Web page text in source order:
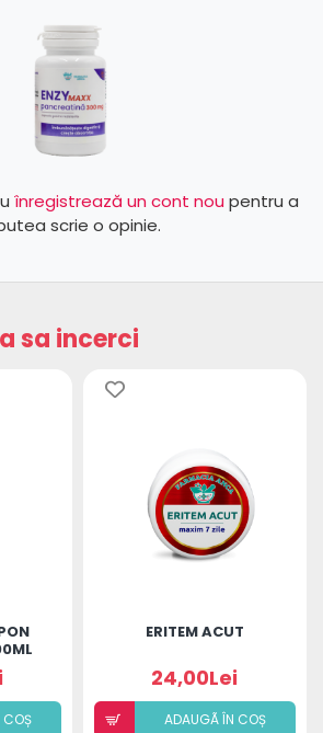
înregistrează un cont nou pentru a
scrie o opinie.
sa incerci
COȘ
ERITEM ACUT
24,00Lei
ADAUGÃ ÎN COȘ